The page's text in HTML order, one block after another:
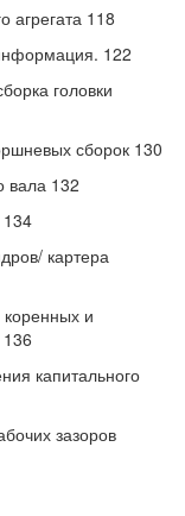
агрегата 118
122
головки
сборок 130
вала 132
134
картера
и
капитального
зазоров